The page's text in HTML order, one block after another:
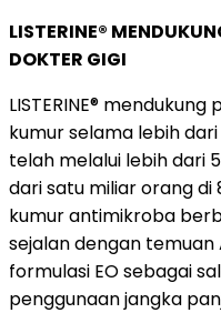
LISTERINE®
DOKTER GIGI
LISTERINE®
kumur selama lebih dari
telah melalui lebih dari
dari satu miliar orang di
kumur antimikroba
sejalan dengan
formulasi EO sebagai
penggunaan jangka